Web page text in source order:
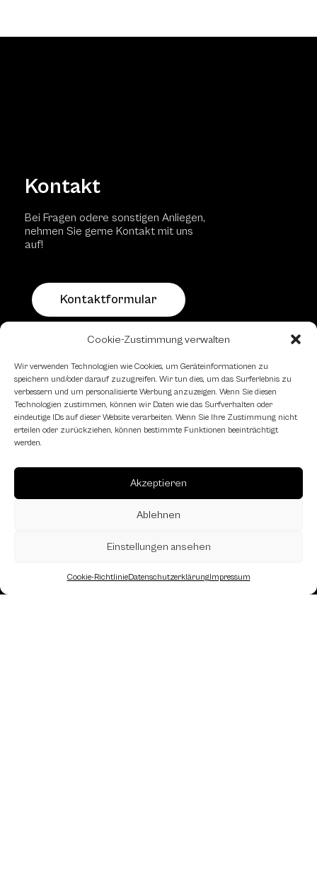
Cookie-Zustimmung verwalten
Wir verwenden Technologien wie Cookies, um Geräteinformationen zu
speichern und/oder darauf zuzugreifen. Wir tun dies, um das Surferlebnis zu
verbessern und um personalisierte Werbung anzuzeigen. Wenn Sie diesen
Technologien zustimmen, können wir Daten wie das Surfverhalten oder
eindeutige IDs auf dieser Website verarbeiten. Wenn Sie Ihre Zustimmung nicht
erteilen oder zurückziehen, können bestimmte Funktionen beeinträchtigt
werden.
Akzeptieren
Ablehnen
Einstellungen ansehen
Cookie-RichtlinieDatenschutzerklärungImpressum
Kontakt
Bei Fragen odere sonstigen Anliegen,
nehmen Sie gerne Kontakt mit uns
auf!
Kontaktformular
Schachfreundliche Lokale